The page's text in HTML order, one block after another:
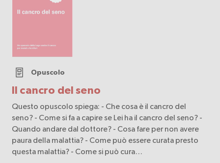
Il cancro del seno
Opuscolo
Questo opuscolo spiega: - Che cosa è il cancro del
seno? - Come si fa a capire se Lei ha il cancro del seno? -
Quando andare dal dottore? - Cosa fare per non avere
paura della malattia? - Come può essere curata presto
questa malattia? - Come si può cura…